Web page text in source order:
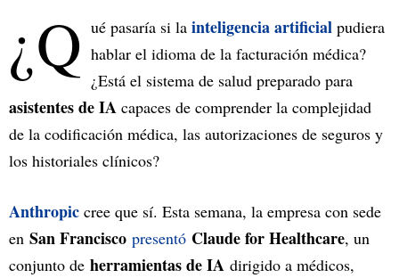
¿Q ué pasaría si la inteligencia artificial pudiera
hablar el idioma de la facturación médica?
¿Está el sistema de salud preparado para
asistentes de IA capaces de comprender la complejidad
de la codificación médica, las autorizaciones de seguros y
los historiales clínicos?
Anthropic cree que sí. Esta semana, la empresa con sede
en San Francisco presentó Claude for Healthcare, un
conjunto de herramientas de IA dirigido a médicos,